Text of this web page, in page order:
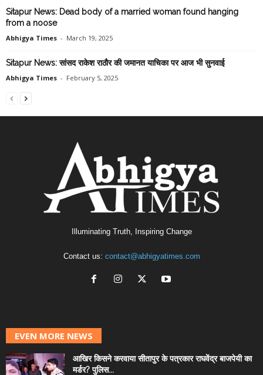
Sitapur News: Dead body of a married woman found hanging
from a noose
Abhigya Times - March 19, 2025
Sitapur News: सांसद राकेश राठौर की जमानत याचिका पर आज भी सुनवाई
Abhigya Times - February 5, 2025
Illuminating Truth, Inspiring Change
Contact us: contact@abhigyatimes.com
EVEN MORE NEWS
आखिर किसने करवाया सीतापुर के पत्रकार राघवेंद्र बाजपेयी का
मर्डर? पुलिस...